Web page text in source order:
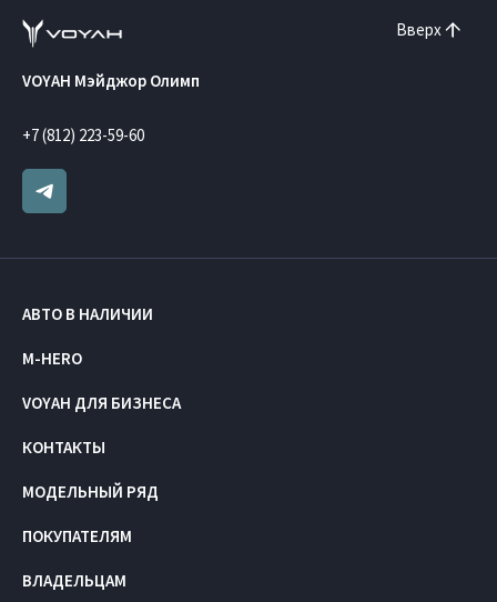
Вверх
VOYAH Мэйджор Олимп
+7 (812) 223-59-60
АВТО В НАЛИЧИИ
M-HERO
VOYAH ДЛЯ БИЗНЕСА
КОНТАКТЫ
МОДЕЛЬНЫЙ РЯД
ПОКУПАТЕЛЯМ
ВЛАДЕЛЬЦАМ